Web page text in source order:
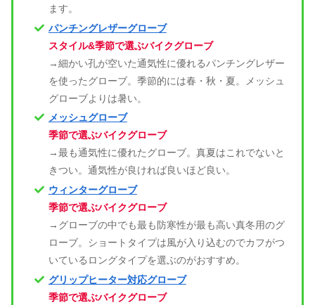
ます。
パンチングレザーグローブ
スタイル&季節で選ぶバイクグローブ
→細かい孔が空いた通気性に優れるパンチングレザー
を使ったグローブ。季節的には春・秋・夏。メッシュ
グローブよりは暑い。
メッシュグローブ
季節で選ぶバイクグローブ
→最も通気性に優れたグローブ。真夏はこれでないと
きつい。通気性が良ければ良いほど良い。
ウィンターグローブ
季節で選ぶバイクグローブ
→グローブの中でも最も防寒性が最も高い真冬用のグ
ローブ。ショートタイプは風が入り込むのでカフがつ
いているロングタイプを選ぶのがおすすめ。
グリップヒーター対応グローブ
季節で選ぶバイクグローブ